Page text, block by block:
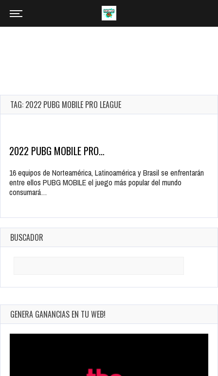
TAG: 2022 PUBG MOBILE PRO LEAGUE
2022 PUBG MOBILE PRO…
16 equipos de Norteamérica, Latinoamérica y Brasil se enfrentarán
entre ellos PUBG MOBILE el juego más popular del mundo
consumará…
BUSCADOR
GENERA GANANCIAS EN TU WEB!